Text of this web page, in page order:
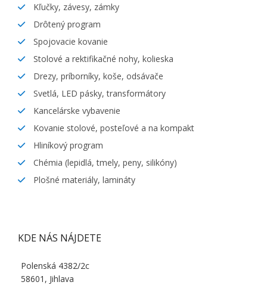
Kľučky, závesy, zámky
Drôtený program
Spojovacie kovanie
Stolové a rektifikačné nohy, kolieska
Drezy, príborníky, koše, odsávače
Svetlá, LED pásky, transformátory
Kancelárske vybavenie
Kovanie stolové, posteľové a na kompakt
Hliníkový program
Chémia (lepidlá, tmely, peny, silikóny)
Plošné materiály, lamináty
KDE NÁS NÁJDETE
Polenská 4382/2c
58601, Jihlava